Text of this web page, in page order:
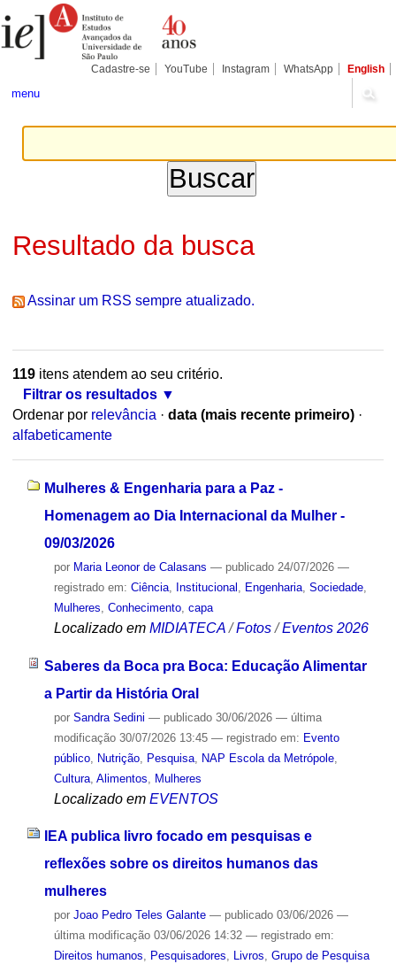
para
conteúdo.
Pessoais
Cadastre-se YouTube Instagram WhatsApp English
menu
Resultado da busca
Assinar um RSS sempre atualizado.
119itens atendem ao seu critério.
Filtrar os resultados
Ordenar por relevância · data (mais recente primeiro) ·
alfabeticamente
Mulheres & Engenharia para a Paz -
Homenagem ao Dia Internacional da Mulher -
09/03/2026
por Maria Leonor de Calasans — publicado24/07/2026 —
registrado em: Ciência, Institucional Engenharia, Sociedade,
Mulheres Conhecimento, capa
Localizado em MIDIATECA /Fotos /Eventos 2026
Saberes da Boca pra Boca: Educação Alimentar
a Partir da História Oral
por Sandra Sedini — publicado30/06/2026 — última
modificação30/07/2026 13:45 — registrado em: Evento
público, Nutrição, Pesquisa, NAP Escola da Metrópole,
Cultura, Alimentos Mulheres
Localizado em EVENTOS
IEA publica livro focado em pesquisas e
reflexões sobre os direitos humanos das
mulheres
por Joao Pedro Teles Galante — publicado03/06/2026 —
última modificação03/06/2026 14:32 — registrado em:
Direitos humanos, Pesquisadores, Livros, Grupo de Pesquisa